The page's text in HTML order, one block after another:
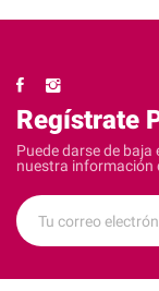
Regístrate
Puede darse de
nuestra información